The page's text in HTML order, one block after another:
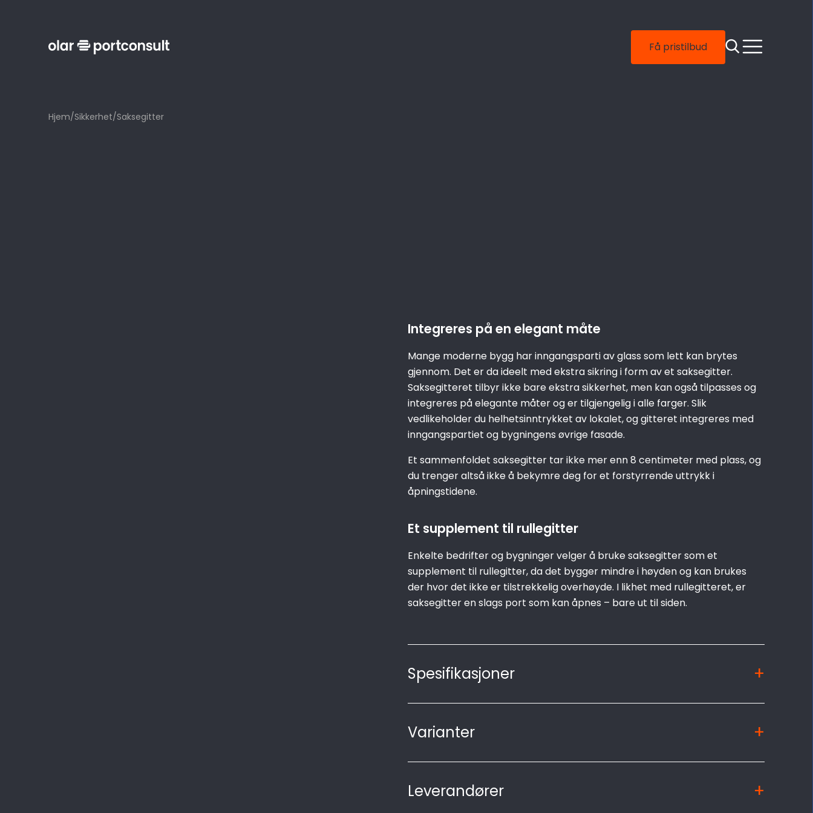
Få pristilbud
Hjem/Sikkerhet/Saksegitter
Integreres på en elegant måte
Mange moderne bygg har inngangsparti av glass som lett kan brytes
gjennom. Det er da ideelt med ekstra sikring i form av et saksegitter.
Saksegitteret tilbyr ikke bare ekstra sikkerhet, men kan også tilpasses og
integreres på elegante måter og er tilgjengelig i alle farger. Slik
vedlikeholder du helhetsinntrykket av lokalet, og gitteret integreres med
inngangspartiet og bygningens øvrige fasade.
Et sammenfoldet saksegitter tar ikke mer enn 8 centimeter med plass, og
du trenger altså ikke å bekymre deg for et forstyrrende uttrykk i
åpningstidene.
Et supplement til rullegitter
Enkelte bedrifter og bygninger velger å bruke saksegitter som et
supplement til rullegitter, da det bygger mindre i høyden og kan brukes
der hvor det ikke er tilstrekkelig overhøyde. I likhet med rullegitteret, er
saksegitter en slags port som kan åpnes – bare ut til siden.
Spesifikasjoner
Varianter
Leverandører